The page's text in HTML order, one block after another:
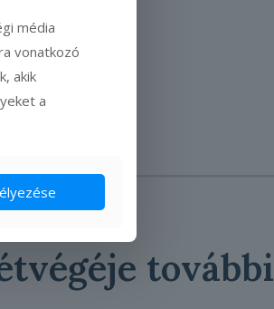
további
média
vonatkozó
akik
a